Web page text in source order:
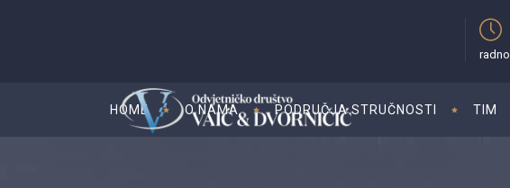
HOME O NAMA PODRUČJA STRUČNOSTI TIM